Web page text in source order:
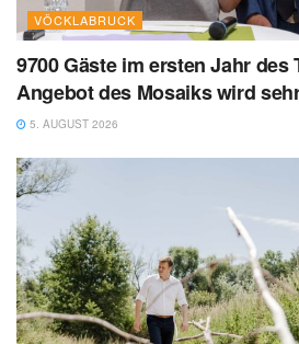
VÖCKLABRUCK
9700 Gäste im ersten Jahr des
Angebot des Mosaiks wird
5. AUGUST 2026